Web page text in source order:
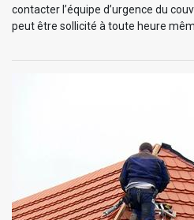
contacter l’équipe d’urgence du
peut être sollicité à toute heure